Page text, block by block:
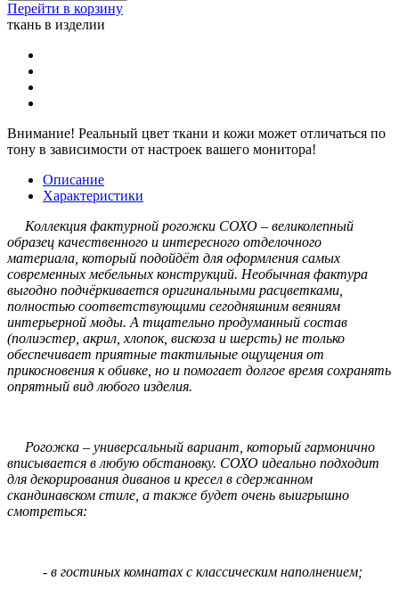
Перейти в корзину
ткань в изделии
Внимание! Реальный цвет ткани и кожи может отличаться по
тону в зависимости от настроек вашего монитора!
Описание
Характеристики
Коллекция фактурной рогожки СОХО – великолепный
образец качественного и интересного отделочного
материала, который подойдёт для оформления самых
современных мебельных конструкций. Необычная фактура
выгодно подчёркивается оригинальными расцветками,
полностью соответствующими сегодняшним веяниям
интерьерной моды. А тщательно продуманный состав
(полиэстер, акрил, хлопок, вискоза и шерсть) не только
обеспечивает приятные тактильные ощущения от
прикосновения к обивке, но и помогает долгое время сохранять
опрятный вид любого изделия.
Рогожка – универсальный вариант, который гармонично
вписывается в любую обстановку. СОХО идеально подходит
для декорирования диванов и кресел в сдержанном
скандинавском стиле, а также будет очень выигрышно
смотреться:
- в гостиных комнатах с классическим наполнением;